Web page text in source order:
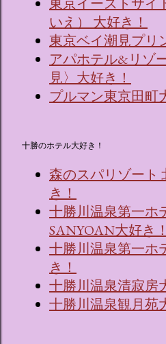
東京イーストサイ
いえ） 大好き！
東京ベイ潮見プリ
アパホテル&リゾ
見〉大好き！
プルマン東京田町
十勝のホテル大好き！
森のスパリゾート
き！
十勝川温泉第一ホ
SANYOAN大好き！
十勝川温泉第一ホ
き！
十勝川温泉清寂房
十勝川温泉観月苑